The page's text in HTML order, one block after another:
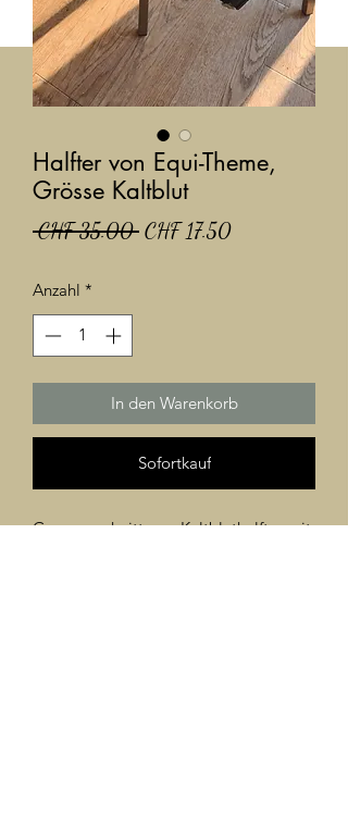
Halfter von Equi-Theme,
Grösse Kaltblut
CHF 35.00 Standardpreis
CHF 17.50Sale-
Anzahl *
In den Warenkorb
Sofortkauf
Gross geschnittenes Kaltbluthalfter mit